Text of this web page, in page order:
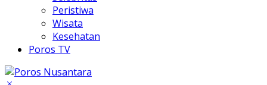
Peristiwa
Wisata
Kesehatan
Poros TV